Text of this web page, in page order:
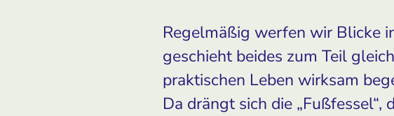
Regelmäßig werfen wir Blicke
geschieht beides zum Teil
praktischen Leben wirksam
Da drängt sich die